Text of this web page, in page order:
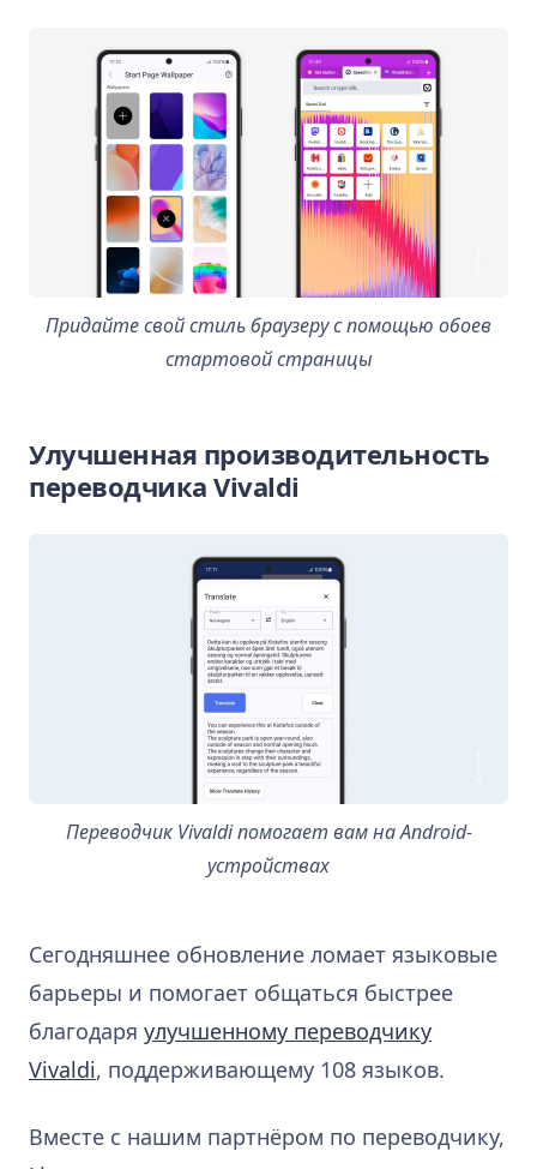
Придайте свой стиль браузеру с помощью обоев
стартовой страницы
Улучшенная производительность
переводчика Vivaldi
Переводчик Vivaldi помогает вам на Android-
устройствах
Сегодняшнее обновление ломает языковые
барьеры и помогает общаться быстрее
благодаря улучшенному переводчику
Vivaldi, поддерживающему 108 языков.
Вместе с нашим партнёром по переводчику,